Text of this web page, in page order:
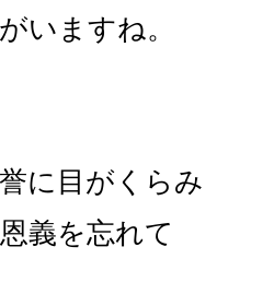
いますね。
に目がくらみ
義を忘れて